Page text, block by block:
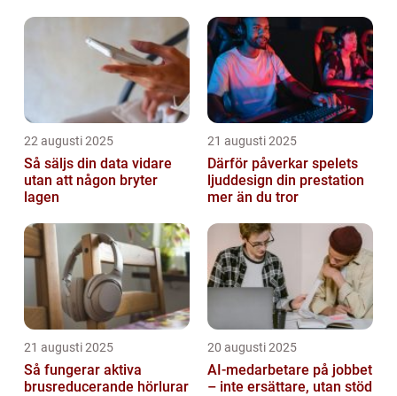
22 augusti 2025
Så säljs din data vidare
utan att någon bryter
lagen
21 augusti 2025
Därför påverkar spelets
ljuddesign din prestation
mer än du tror
21 augusti 2025
Så fungerar aktiva
brusreducerande hörlurar
20 augusti 2025
AI‑medarbetare på jobbet
– inte ersättare, utan stöd